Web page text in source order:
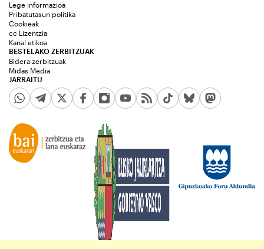
JARRAITU
Lege informazioa
Pribatutasun politika
Cookieak
cc Lizentzia
Kanal etikoa
BESTELAKO ZERBITZUAK
Bidera zerbitzuak
Midas Media